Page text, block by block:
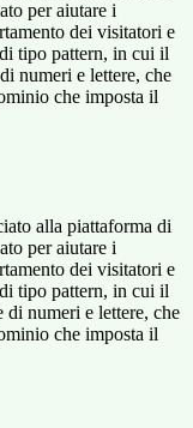
per aiutare i
dei visitatori e
tipo pattern, in cui il
numeri e lettere, che
che imposta il
alla piattaforma di
per aiutare i
dei visitatori e
tipo pattern, in cui il
di numeri e lettere, che
che imposta il